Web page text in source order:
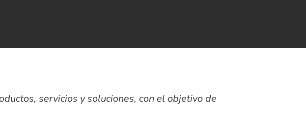
servicios y soluciones, con el objetivo de